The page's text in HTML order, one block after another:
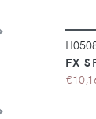
FX